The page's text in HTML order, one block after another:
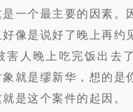
一个最主要的因素。
像是说好了晚上再约
害人晚上吃完饭出去
就是缪新华，想的是
是这个案件的起因。